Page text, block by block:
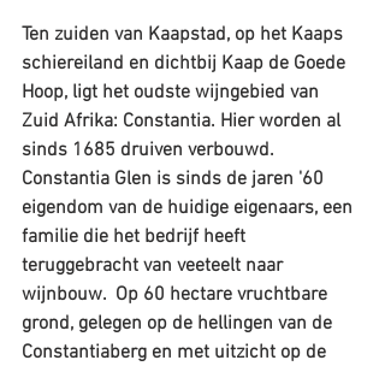
Ten zuiden van Kaapstad, op het Kaaps
schiereiland en dichtbij Kaap de Goede
Hoop, ligt het oudste wijngebied van
Zuid Afrika: Constantia. Hier worden al
sinds 1685 druiven verbouwd.
Constantia Glen is sinds de jaren '60
eigendom van de huidige eigenaars, een
familie die het bedrijf heeft
teruggebracht van veeteelt naar
wijnbouw.  Op 60 hectare vruchtbare
grond, gelegen op de hellingen van de
Constantiaberg en met uitzicht op de